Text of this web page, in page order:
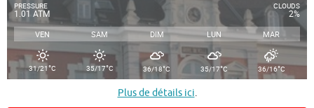
PRESSURE
1.01 ATM
CLOUDS
2%
VEN SAM DIM LUN MAR
31/21°C 35/17°C 36/18°C 35/17°C 36/16°C
Plus de détails ici.